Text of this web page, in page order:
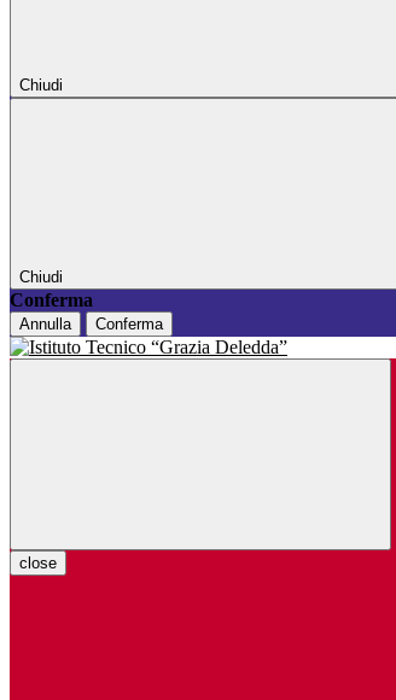
Chiudi
Chiudi
Conferma
Annulla Conferma
close